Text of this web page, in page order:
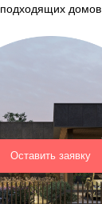
Оставить заявку
подходящих домов